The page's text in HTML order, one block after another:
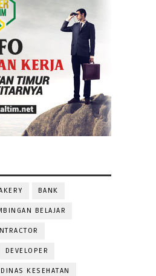
BANK
BELAJAR
DEVELOPER
DINAS KESEHATAN